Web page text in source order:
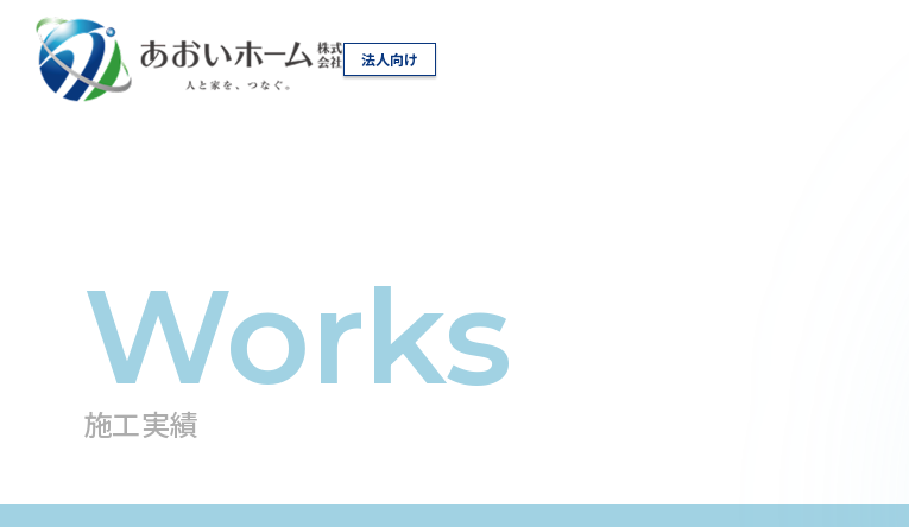
法人向け
施工実績